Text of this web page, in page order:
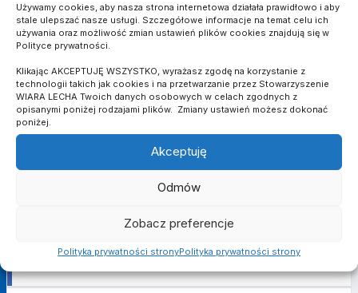
Używamy cookies, aby nasza strona internetowa działała prawidłowo i aby
stale ulepszać nasze usługi. Szczegółowe informacje na temat celu ich
używania oraz możliwość zmian ustawień plików cookies znajdują się w
Polityce prywatności.
Klikając AKCEPTUJĘ WSZYSTKO, wyrażasz zgodę na korzystanie z
technologii takich jak cookies i na przetwarzanie przez Stowarzyszenie
WIARA LECHA Twoich danych osobowych w celach zgodnych z
opisanymi poniżej rodzajami plików. Zmiany ustawień możesz dokonać
poniżej.
Akceptuję
Odmów
Zobacz preferencje
Polityka prywatności stronyPolityka prywatności strony
MATCH STATS
BRAMKI
2
CZERWONE KARTKI
POPRZEDNIE MECZE